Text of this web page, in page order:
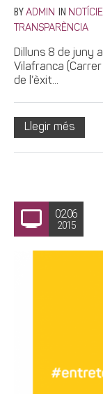
BY ADMIN IN
TRANSPARÈNCIA
Dilluns 8 de juny
Vilafranca
de l’èxit...
Llegir més
02.06
2015